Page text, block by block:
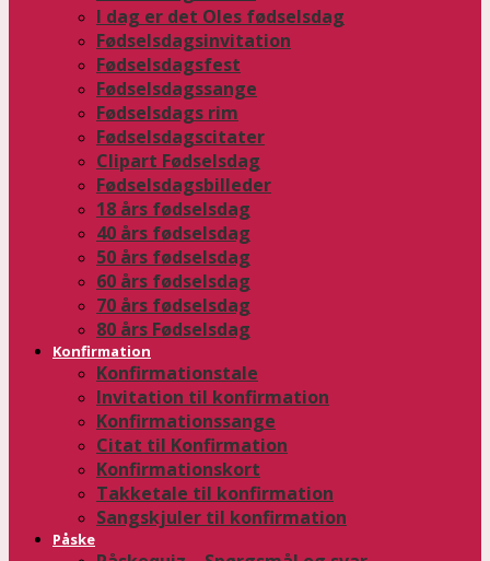
I dag er det Oles fødselsdag
Fødselsdagsinvitation
Fødselsdagsfest
Fødselsdagssange
Fødselsdags rim
Fødselsdagscitater
Clipart Fødselsdag
Fødselsdagsbilleder
18 års fødselsdag
40 års fødselsdag
50 års fødselsdag
60 års fødselsdag
70 års fødselsdag
80 års Fødselsdag
Konfirmation
Konfirmationstale
Invitation til konfirmation
Konfirmationssange
Citat til Konfirmation
Konfirmationskort
Takketale til konfirmation
Sangskjuler til konfirmation
Påske